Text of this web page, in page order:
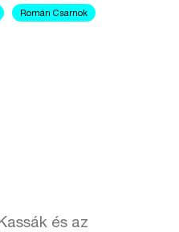
Román Csarnok
és az